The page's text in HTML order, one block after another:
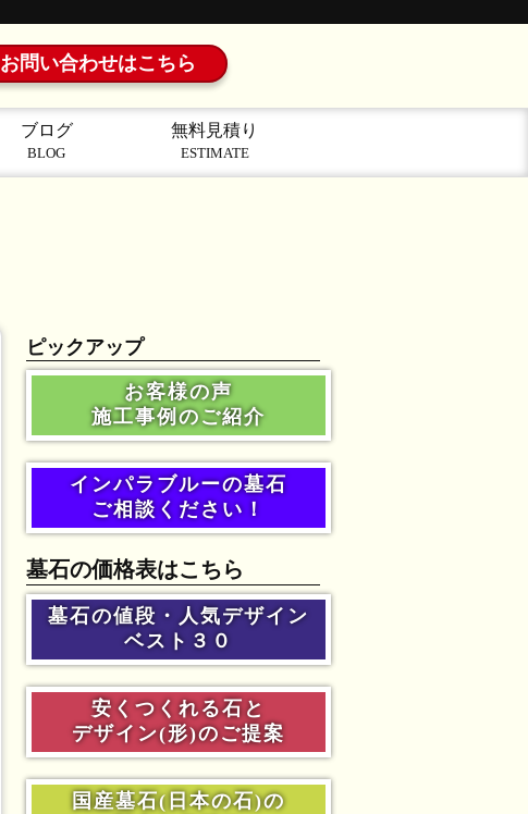
お問い合わせはこちら
ブログ
BLOG
無料見積り
ESTIMATE
ピックアップ
お客様の声
施工事例のご紹介
インパラブルーの墓石
ご相談ください！
墓石の価格表はこちら
墓石の値段・人気デザイン
ベスト３０
安くつくれる石と
デザイン(形)のご提案
国産墓石(日本の石)の